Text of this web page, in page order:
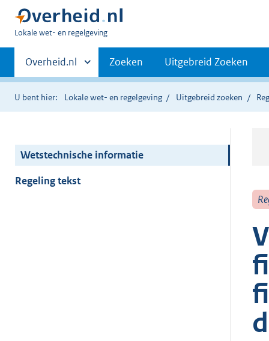
U
hier:
Lokale wet- en regelgeving
Primaire
navigatie
Andere
sites
binnen
Overheid.nl Zoeken Uitgebreid Zoeken
U bent hier: Lokale wet- en regelgeving Uitgebreid zoeken
Wetstechnische informatie
Regeling tekst